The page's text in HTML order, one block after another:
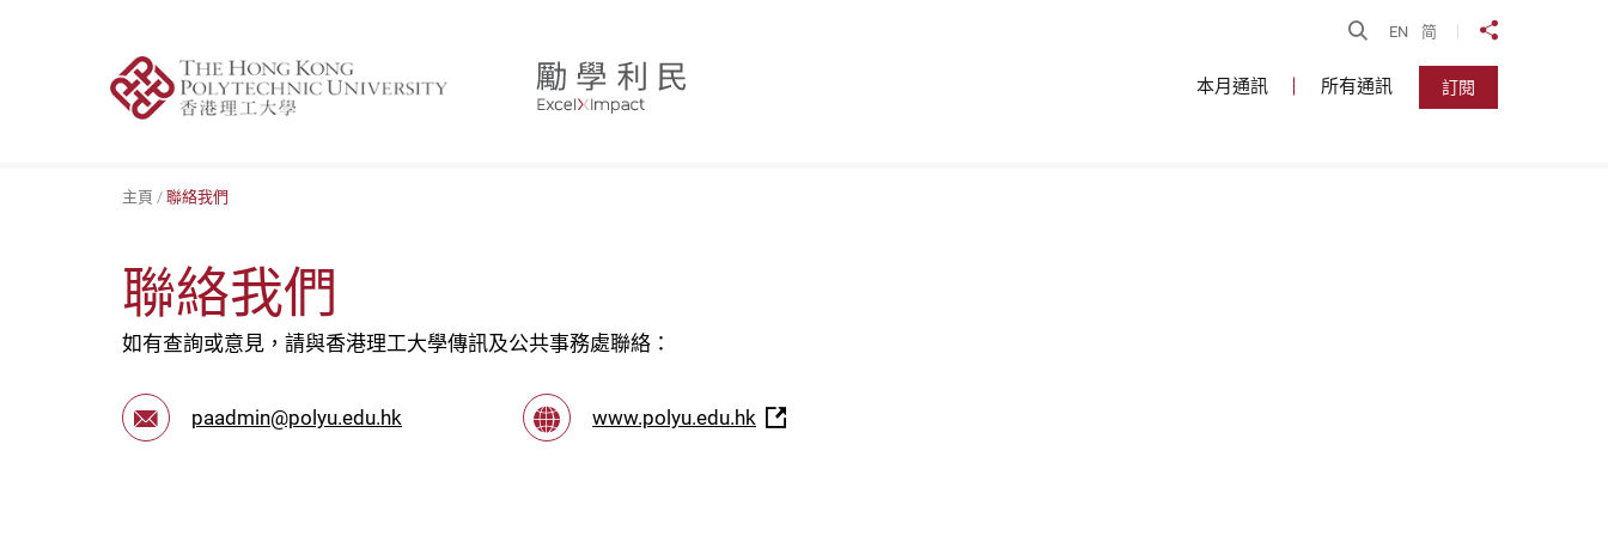
開啟搜尋
EN 简 分享到
本月通訊 所有通訊 訂閱
主頁 聯絡我們
聯絡我們
如有查詢或意見，請與香港理工大學傳訊及公共事務處聯絡：
paadmin@polyu.edu.hk www.polyu.edu.hk